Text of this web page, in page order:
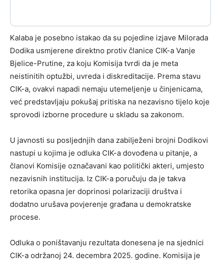
Kalaba je posebno istakao da su pojedine izjave Milorada
Dodika usmjerene direktno protiv članice CIK-a Vanje
Bjelice-Prutine, za koju Komisija tvrdi da je meta
neistinitih optužbi, uvreda i diskreditacije. Prema stavu
CIK-a, ovakvi napadi nemaju utemeljenje u činjenicama,
već predstavljaju pokušaj pritiska na nezavisno tijelo koje
sprovodi izborne procedure u skladu sa zakonom.
U javnosti su posljednjih dana zabilježeni brojni Dodikovi
nastupi u kojima je odluka CIK-a dovođena u pitanje, a
članovi Komisije označavani kao politički akteri, umjesto
nezavisnih institucija. Iz CIK-a poručuju da je takva
retorika opasna jer doprinosi polarizaciji društva i
dodatno urušava povjerenje građana u demokratske
procese.
Odluka o poništavanju rezultata donesena je na sjednici
CIK-a održanoj 24. decembra 2025. godine. Komisija je